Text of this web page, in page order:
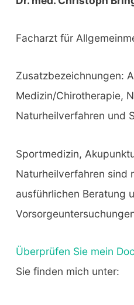
Facharzt für
Zusatzbezeichnungen:
Medizin/Chirotherapie,
Naturheilverfahren und
Sportmedizin,
Naturheilverfahren sind
ausführlichen Beratung
Überprüfen Sie mein
Sie finden mich unter: